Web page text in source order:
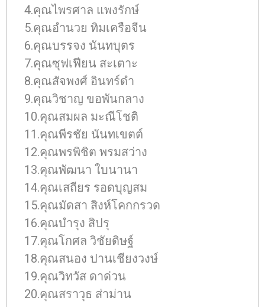
4.คุณไพรศาล แพงรักษ์
5.คุณอำนวย ทิมเครือจีน
6.คุณบรรจง นันทบุตร
7.คุณซุฟเฟียน สะเตาะ
8.คุณสัจพงศ์ อินทร์ดำ
9.คุณวิชาญ ขอพันกลาง
10.คุณสมผล มะณีโชติ
11.คุณพีรชัย นันทเขตต์
12.คุณพรพิชิต พรมสว่าง
13.คุณพัฒนา ใบนานา
14.คุณเสถียร รอดบุญสม
15.คุณมัดสา สิงห์โคกกรวด
16.คุณบำรุง สิปรุ
17.คุณโกศล วิชัยดิษฐ์
18.คุณสนอง ปานเชียงวงษ์
19.คุณวิทวัส ดาด่วน
20.คุณสราวุธ ส่าม่าน